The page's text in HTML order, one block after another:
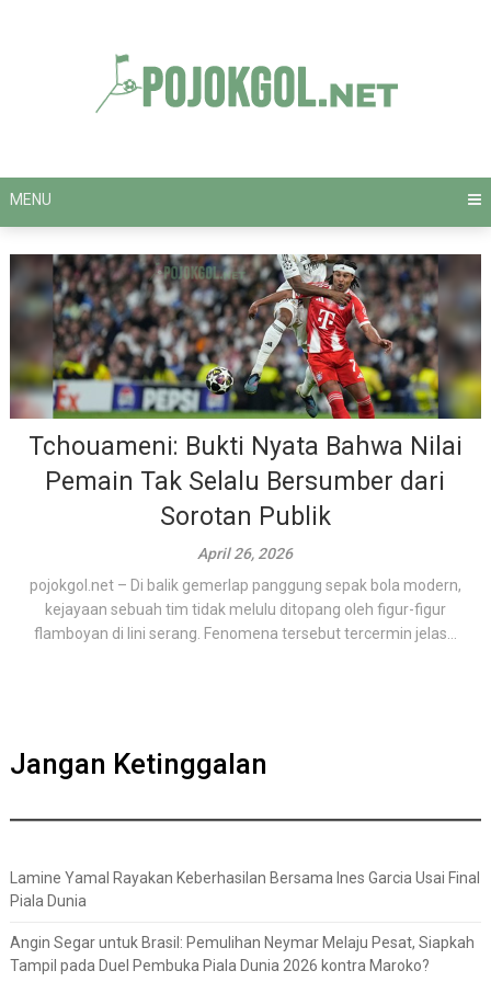
MENU
Tchouameni: Bukti Nyata Bahwa Nilai
Pemain Tak Selalu Bersumber dari
Sorotan Publik
April 26, 2026
pojokgol.net – Di balik gemerlap panggung sepak bola modern,
kejayaan sebuah tim tidak melulu ditopang oleh figur-figur
flamboyan di lini serang. Fenomena tersebut tercermin jelas...
Jangan Ketinggalan
Lamine Yamal Rayakan Keberhasilan Bersama Ines Garcia Usai Final
Piala Dunia
Angin Segar untuk Brasil: Pemulihan Neymar Melaju Pesat, Siapkah
Tampil pada Duel Pembuka Piala Dunia 2026 kontra Maroko?